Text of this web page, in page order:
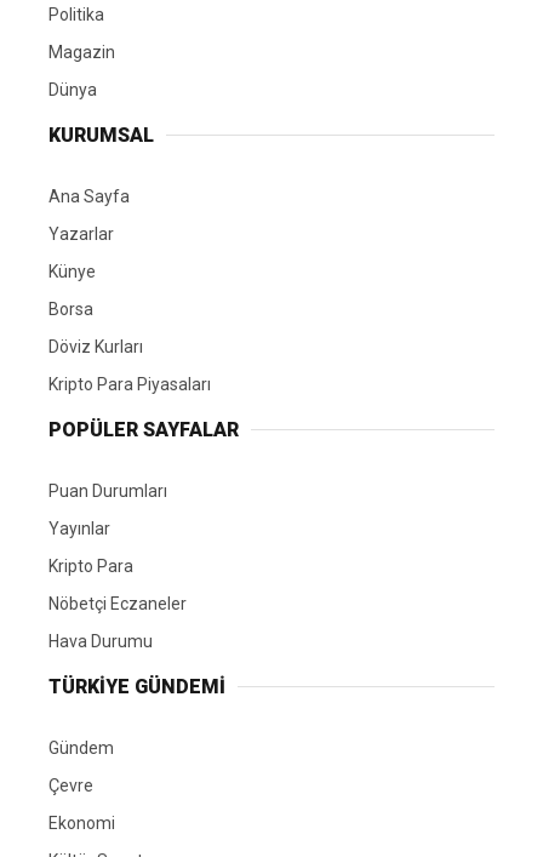
Politika
Magazin
Dünya
KURUMSAL
Ana Sayfa
Yazarlar
Künye
Borsa
Döviz Kurları
Kripto Para Piyasaları
POPÜLER SAYFALAR
Puan Durumları
Yayınlar
Kripto Para
Nöbetçi Eczaneler
Hava Durumu
TÜRKIYE GÜNDEMI
Gündem
Çevre
Ekonomi